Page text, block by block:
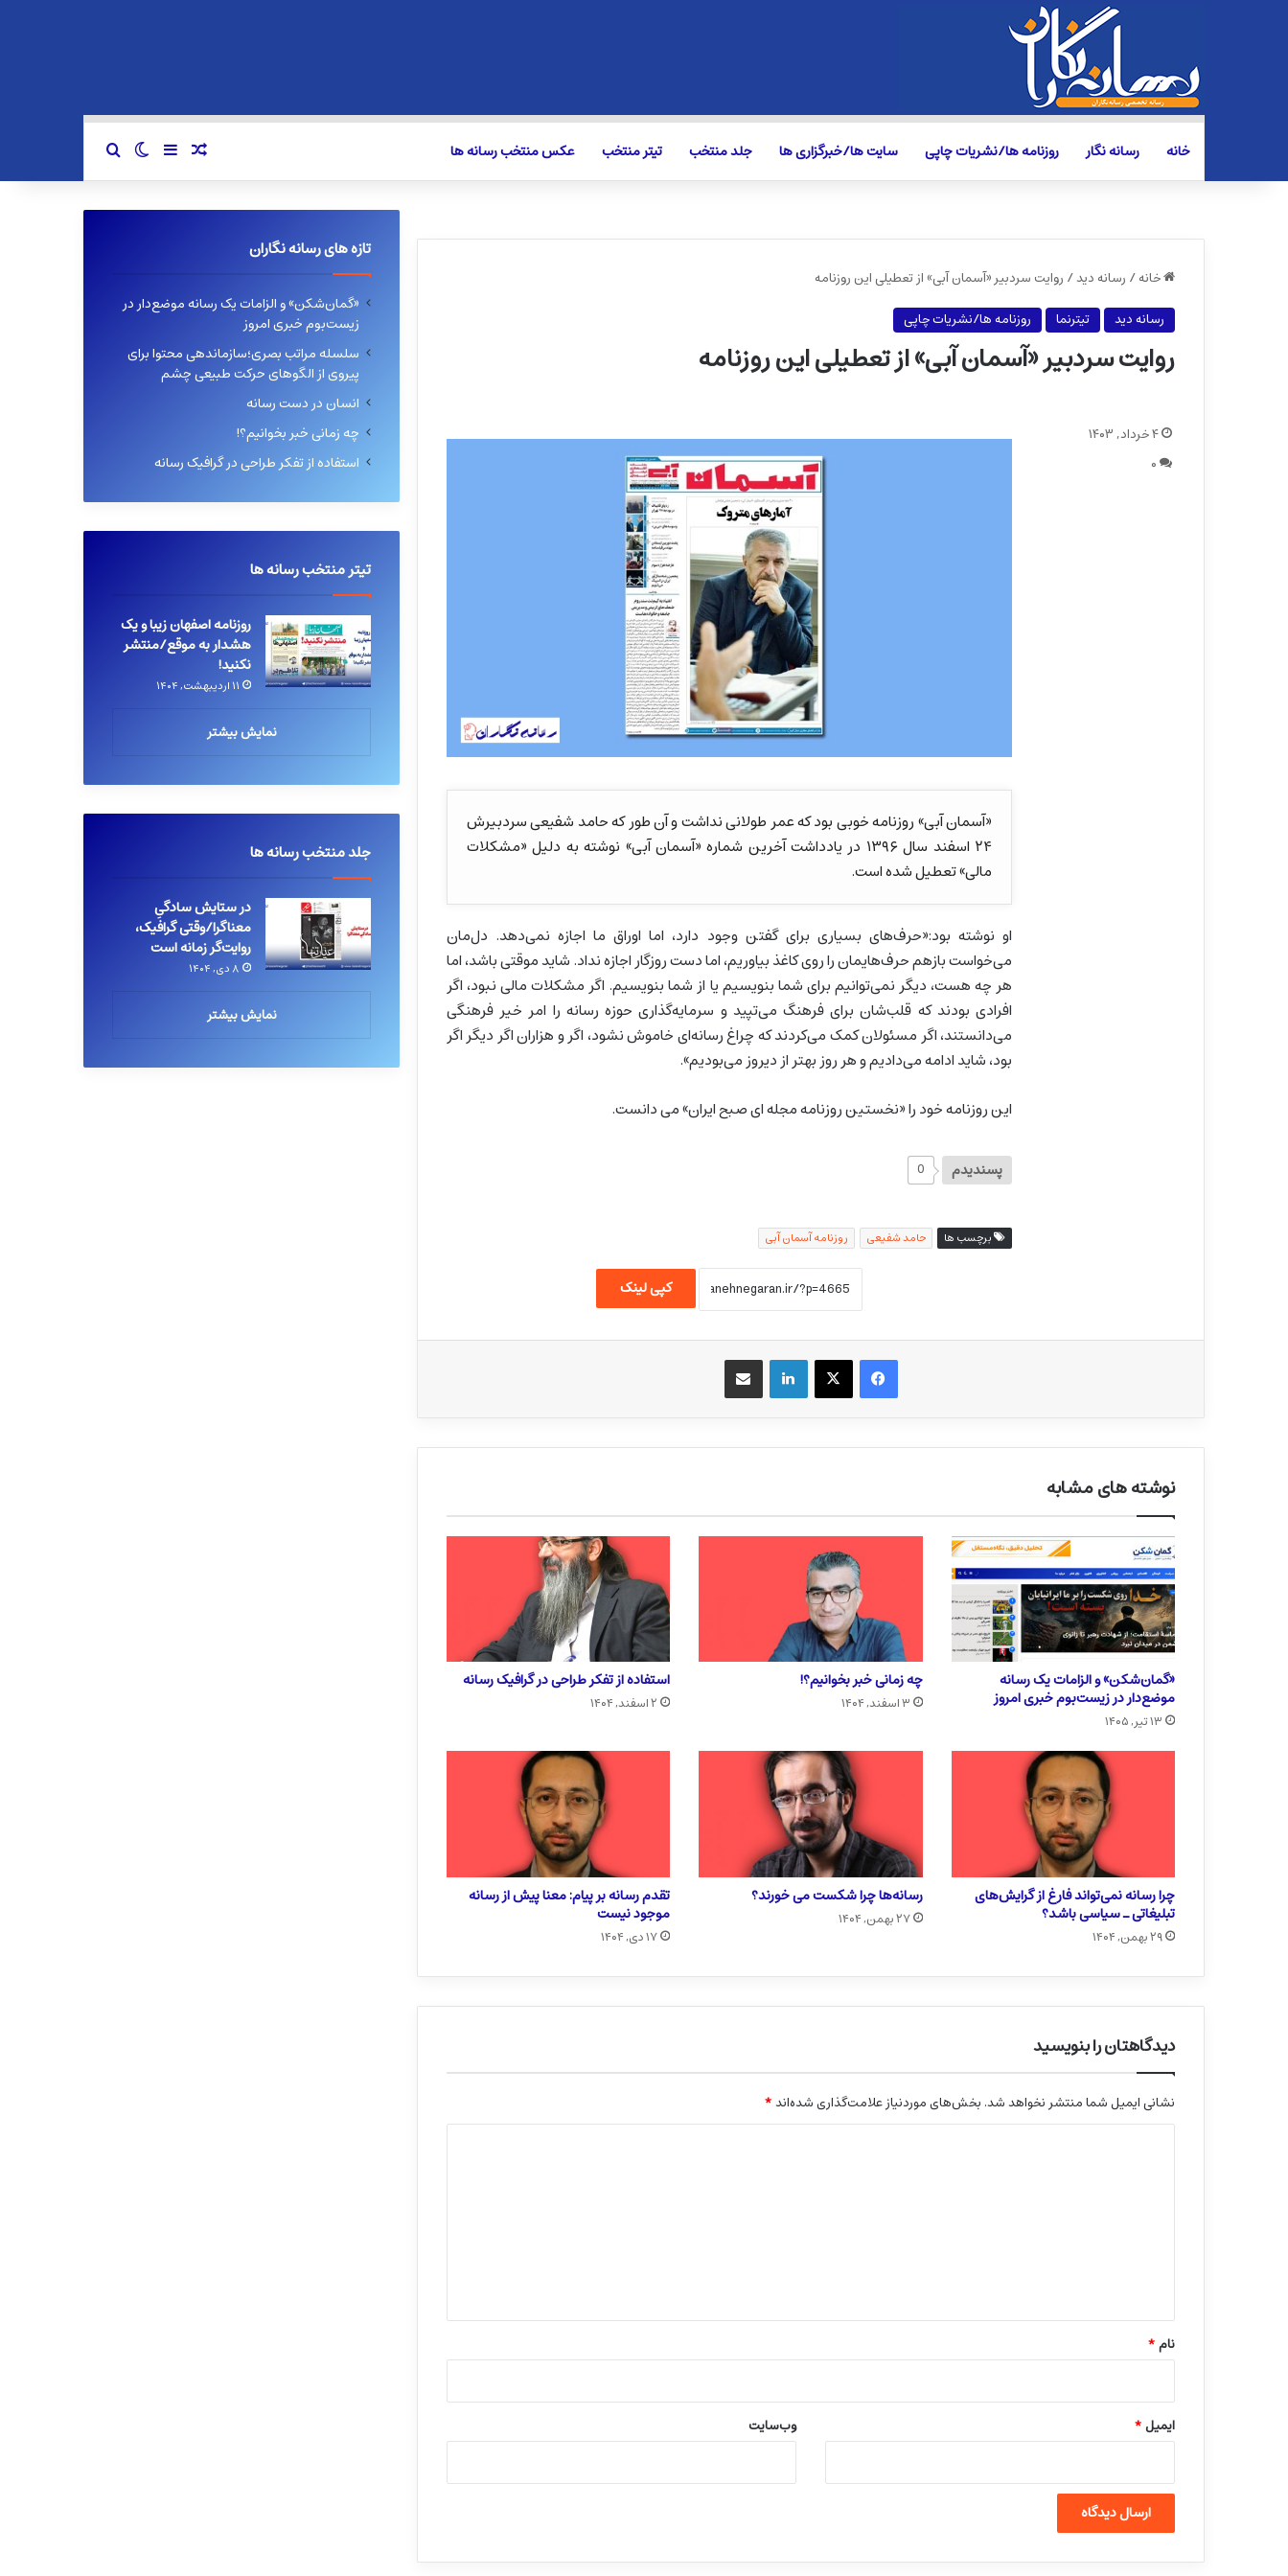
خانه رسانه نگار روزنامه ها/نشریات چاپی سایت ها/خبرگزاری ها جلد منتخب تیتر منتخب عکس منتخب رسانه ها نوشته تصادفی
سایدبارتغییر پوسته
خانه/ رسانه دید/ روایت سردبیر «آسمان آبی» از تعطیلی این روزنامه
رسانه دید
تیترنما روزنامه ها/نشریات چاپی
روایت سردبیر «آسمان آبی» از تعطیلی این روزنامه
«آسمان آبی» روزنامه خوبی بود که عمر طولانی نداشت و آن طور که حامد شفیعی سردبیرش
۲۴ اسفند سال ۱۳۹۶ در یادداشت آخرین شماره «آسمان آبی» نوشته به دلیل «مشکلات
مالی» تعطیل شده است.
او نوشته بود:«حرف‌های بسیاری برای گفتن وجود دارد، اما اوراق ما اجازه نمی‌دهد. دل‌مان
می‌خواست بازهم حرف‌هایمان را روی کاغذ بیاوریم، اما دست روزگار اجازه نداد. شاید موقتی باشد، اما
هر چه هست، دیگر نمی‌توانیم برای شما بنویسیم یا از شما بنویسیم. اگر مشکلات مالی نبود، اگر
افرادی بودند که قلب‌شان برای فرهنگ می‌تپید و سرمایه‌گذاری حوزه رسانه را امر خیر فرهنگی
می‌دانستند، اگر مسئولان کمک می‌کردند که چراغ رسانه‌ای خاموش نشود، اگر و هزاران اگر دیگر اگر
بود، شاید ادامه می‌دادیم و هر روز بهتر از دیروز می‌بودیم».
این روزنامه خود را «نخستین روزنامه مجله ای صبح ایران» می دانست.
پسندیدم 0
برچسب ها حامد شفیعی روزنامه آسمان آبی
کپی لینک
۴ خرداد, ۱۴۰۳
۰
فیسبوک X لینکداین
نوشته های مشابه
«گمان‌شکن» و الزامات یک رسانه
موضع‌دار در زیست‌بوم خبری امروز
۱۳ تیر, ۱۴۰۵
چه زمانی خبر بخوانیم؟!
۳ اسفند, ۱۴۰۴
استفاده از تفکر طراحی در گرافیک رسانه
۲ اسفند, ۱۴۰۴
چرا رسانه نمی‌تواند فارغ از گرایش‌های
تبلیغاتی ـ سیاسی باشد؟
۲۹ بهمن, ۱۴۰۴
رسانه‌ها چرا شکست می خورند؟
۲۷ بهمن, ۱۴۰۴
تقدم رسانه بر پیام: معنا پیش از رسانه
موجود نیست
۱۷ دی, ۱۴۰۴
دیدگاهتان را بنویسید
نشانی ایمیل شما منتشر نخواهد شد. بخش‌های موردنیاز علامت‌گذاری شده‌اند*
نام*
ایمیل* وب‌سایت
تازه های رسانه نگاران
«گمان‌شکن» و الزامات یک رسانه موضع‌دار در
زیست‌بوم خبری امروز
سلسله مراتب بصری؛سازماندهی محتوا برای
پیروی از الگوهای حرکت طبیعی چشم
انسان در دست رسانه
چه زمانی خبر بخوانیم؟!
استفاده از تفکر طراحی در گرافیک رسانه
تیتر منتخب رسانه ها
روزنامه اصفهان زیبا و یک
هشدار به موقع/منتشر
نکنید!
۱۱ اردیبهشت, ۱۴۰۴
نمایش بیشتر
جلد منتخب رسانه ها
در ستایش سادگیِ
معناگرا/وقتی گرافیک،
روایت‌گر زمانه است
۸ دی, ۱۴۰۴
نمایش بیشتر